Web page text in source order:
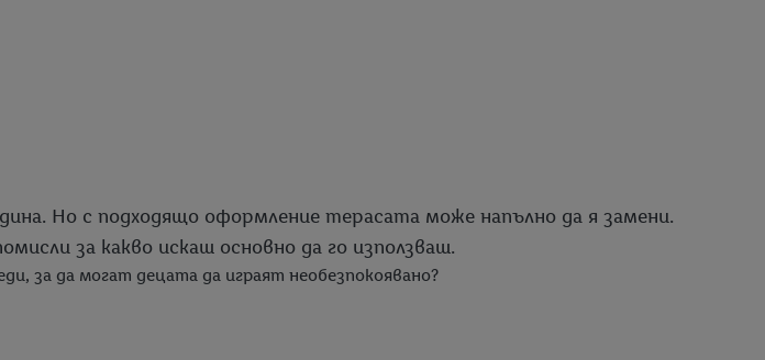
Но с подходящо оформление терасата може напълно да я замени.
за какво искаш основно да го използваш.
за да могат децата да играят необезпокоявано?